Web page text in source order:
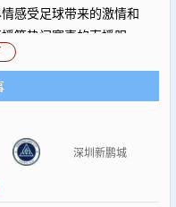
感受足球带来的激情和
等热门赛事的直播服
赛。 除了直播服务，
录像、欧洲杯录像、五大
务。这意味着，即使您
过我们的平台回顾比赛
等内容，让您随时随地
VS浙江方兴渡
验；无论您是NBA迷还
深圳新鹏城